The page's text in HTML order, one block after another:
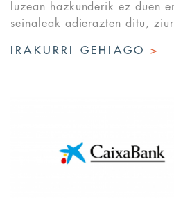
luzean hazkunderik ez duen
seinaleak adierazten ditu,
IRAKURRI GEHIAGO>